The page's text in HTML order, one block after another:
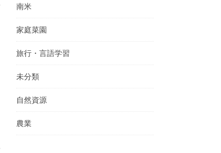
南米
家庭菜園
旅行・言語学習
未分類
自然資源
農業